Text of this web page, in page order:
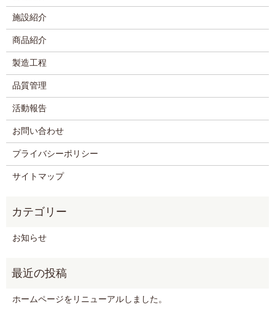
施設紹介
商品紹介
製造工程
品質管理
活動報告
お問い合わせ
プライバシーポリシー
サイトマップ
お知らせ
ホームページをリニューアルしました。